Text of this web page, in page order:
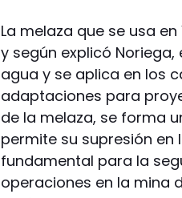
La melaza que se usa
y según explicó
agua y se aplica en los
adaptaciones para
de la melaza, se forma
permite su supresión en
fundamental para la
operaciones en la mina